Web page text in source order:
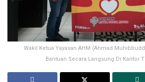
Wakil Ketua Yayasan AHM (Ahmad
Bantuan Secara Langsung Di Kantor